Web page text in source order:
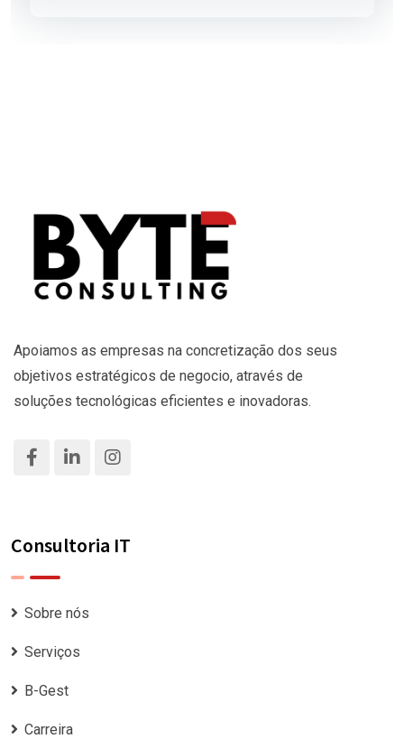
Apoiamos as empresas na concretização dos seus
objetivos estratégicos de negocio, através de
soluções tecnológicas eficientes e inovadoras.
Consultoria IT
Sobre nós
Serviços
B-Gest
Carreira